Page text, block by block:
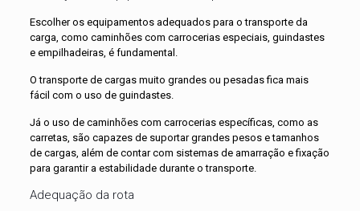
Escolher os equipamentos adequados para o transporte da
carga, como caminhões com carrocerias especiais, guindastes
e empilhadeiras, é fundamental.
O transporte de cargas muito grandes ou pesadas fica mais
fácil com o uso de guindastes.
Já o uso de caminhões com carrocerias específicas, como as
carretas, são capazes de suportar grandes pesos e tamanhos
de cargas, além de contar com sistemas de amarração e fixação
para garantir a estabilidade durante o transporte.
Adequação da rota